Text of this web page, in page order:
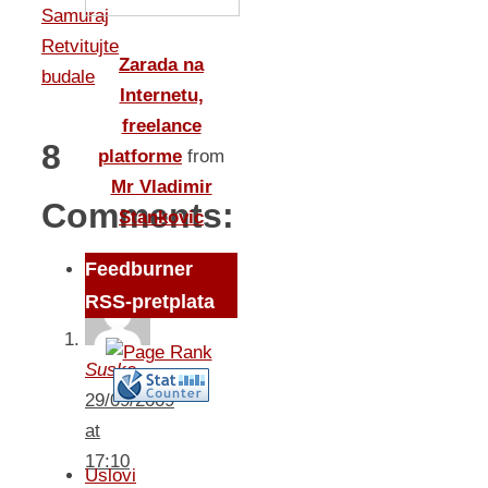
Samuraj
Retvitujte
budale
8
Comments:
Suske
29/09/2009
at
17:10
Zarada na
Internetu,
freelance
platforme from
Mr Vladimir
Stankovic
Feedburner
RSS-pretplata
Uslovi